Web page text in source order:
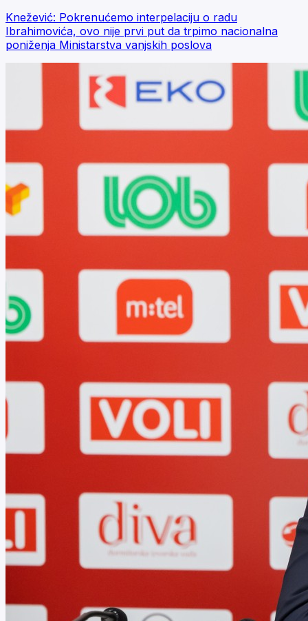
Knežević: Pokrenućemo interpelaciju o radu
Ibrahimovića, ovo nije prvi put da trpimo nacionalna
poniženja Ministarstva vanjskih poslova